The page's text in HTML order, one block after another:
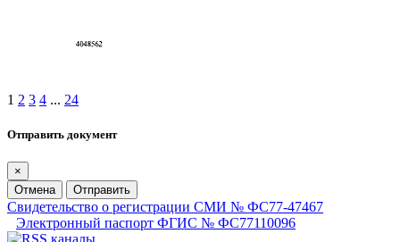
1 2 3 4 ... 24
Отправить документ
×
Отмена
Отправить
Свидетельство о регистрации СМИ № ФС77-47467
Электронный паспорт ФГИС № ФС77110096